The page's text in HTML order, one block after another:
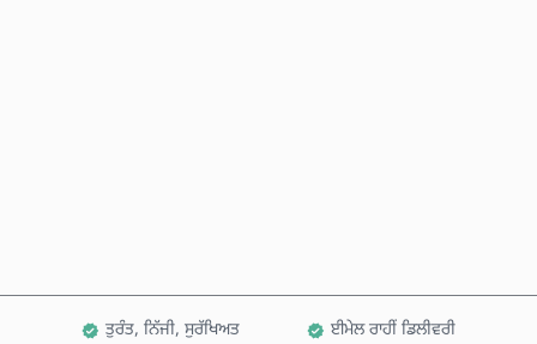
ਤੁਰੰਤ, ਨਿੱਜੀ, ਸੁਰੱਖਿਅਤ ਈਮੇਲ ਰਾਹੀਂ ਡਿਲੀਵਰੀ